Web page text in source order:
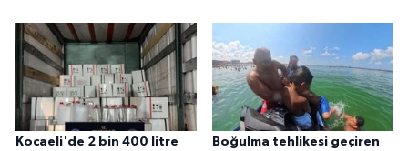
Kocaeli'de 2 bin 400 litre
Boğulma tehlikesi geçiren